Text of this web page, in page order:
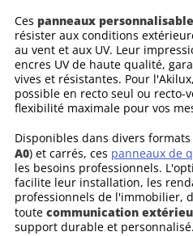
Ces panneaux
résister aux conditions
au vent et aux UV. Leur
encres UV de haute qualité,
vives et résistantes. Pour
possible en recto seul ou recto-
flexibilité maximale pour vos
Disponibles dans divers
A0) et carrés, ces panneaux de
les besoins professionnels.
facilite leur installation, les
professionnels de l'immobilier,
toute communication
support durable et personnalisé.